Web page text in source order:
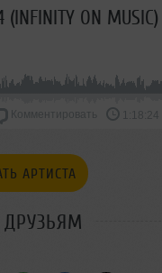
ON MUSIC)
Комментировать 1:18:24
АРТИСТА